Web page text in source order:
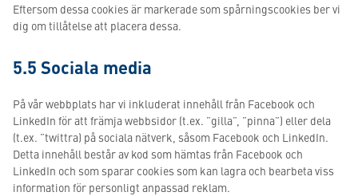
Eftersom dessa cookies är markerade som spårningscookies ber vi
dig om tillåtelse att placera dessa.
5.5 Sociala media
På vår webbplats har vi inkluderat innehåll från Facebook och
LinkedIn för att främja webbsidor (t.ex. ”gilla”, ”pinna”) eller dela
(t.ex. ”twittra) på sociala nätverk, såsom Facebook och LinkedIn.
Detta innehåll består av kod som hämtas från Facebook och
LinkedIn och som sparar cookies som kan lagra och bearbeta viss
information för personligt anpassad reklam.